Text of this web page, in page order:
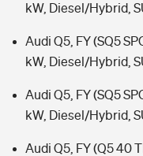
kW, Diesel/Hybrid,
Audi Q5, FY (SQ5
kW, Diesel/Hybrid,
Audi Q5, FY (SQ5
kW, Diesel/Hybrid,
Audi Q5, FY (Q5 40